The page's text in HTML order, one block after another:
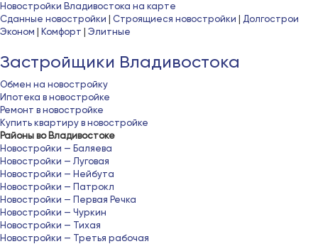
Новостройки Владивостока на карте
Сданные новостройки
Строящиеся новостройки
Долгострои
Эконом
Комфорт Элитные
Застройщики Владивостока
Обмен на новостройку
Ипотека в новостройке
Ремонт в новостройке
Купить квартиру в новостройке
Районы во Владивостоке
Новостройки — Баляева
Новостройки — Луговая
Новостройки — Нейбута
Новостройки — Патрокл
Новостройки — Первая Речка
Новостройки — Чуркин
Новостройки — Тихая
Новостройки — Третья рабочая